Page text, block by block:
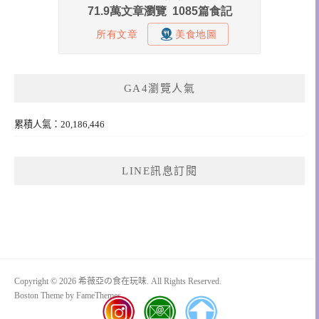
GA4瀏覽人氣
累積人氣：20,186,446
LINE訊息訂閱
Copyright © 2026 希薇亞の食在玩味. All Rights Reserved.
Boston Theme by FameThemes